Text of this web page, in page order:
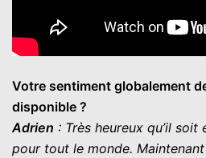
Votre sentiment globalement
disponible ?
Adrien : Très heureux qu’il
pour tout le monde.